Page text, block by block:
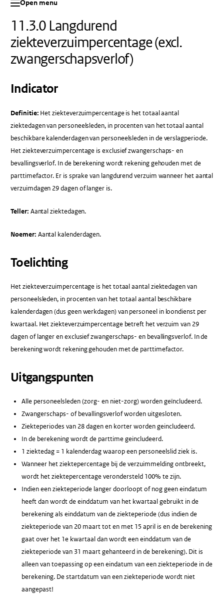
Open menu
11.3.0 Langdurend
ziekteverzuimpercentage (excl.
zwangerschapsverlof)
Indicator
Definitie: Het ziekteverzuimpercentage is het totaal aantal
ziektedagen van personeelsleden, in procenten van het totaal aantal
beschikbare kalenderdagen van personeelsleden in de verslagperiode.
Het ziekteverzuimpercentage is exclusief zwangerschaps- en
bevallingsverlof. In de berekening wordt rekening gehouden met de
parttimefactor. Er is sprake van langdurend verzuim wanneer het aantal
verzuimdagen 29 dagen of langer is.
Teller: Aantal ziektedagen.
Noemer: Aantal kalenderdagen.
Toelichting
Het ziekteverzuimpercentage is het totaal aantal ziektedagen van
personeelsleden, in procenten van het totaal aantal beschikbare
kalenderdagen (dus geen werkdagen) van personeel in loondienst per
kwartaal. Het ziekteverzuimpercentage betreft het verzuim van 29
dagen of langer en exclusief zwangerschaps- en bevallingsverlof. In de
berekening wordt rekening gehouden met de parttimefactor.
Uitgangspunten
Alle personeelsleden (zorg- en niet-zorg) worden geïncludeerd.
Zwangerschaps- of bevallingsverlof worden uitgesloten.
Ziekteperiodes van 28 dagen en korter worden geincludeerd.
In de berekening wordt de parttime geincludeerd.
1 ziektedag = 1 kalenderdag waarop een personeelslid ziek is.
Wanneer het ziektepercentage bij de verzuimmelding ontbreekt,
wordt het ziektepercentage verondersteld 100% te zijn.
Indien een ziekteperiode langer doorloopt of nog geen eindatum
heeft dan wordt de einddatum van het kwartaal gebruikt in de
berekening als einddatum van de ziekteperiode (dus indien de
ziekteperiode van 20 maart tot en met 15 april is en de berekening
gaat over het 1e kwartaal dan wordt een einddatum van de
ziekteperiode van 31 maart gehanteerd in de berekening). Dit is
alleen van toepassing op een eindatum van een ziekteperiode in de
berekening. De startdatum van een ziekteperiode wordt niet
aangepast!